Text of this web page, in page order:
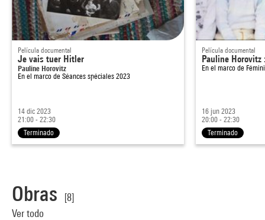
Película documental
Je vais tuer Hitler
Pauline Horovitz
En el marco de Séances spéciales 2023
14 dic 2023
21:00 - 22:30
Terminado
Película documental
Pauline Horovitz
En el marco de
16 jun 2023
20:00 - 22:30
Terminado
Obras
[8]
Ver todo